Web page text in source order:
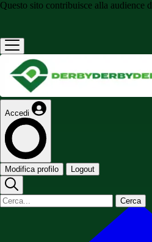
Questo sito contribuisce alla audience
Accedi
Modifica profilo Logout
Cerca